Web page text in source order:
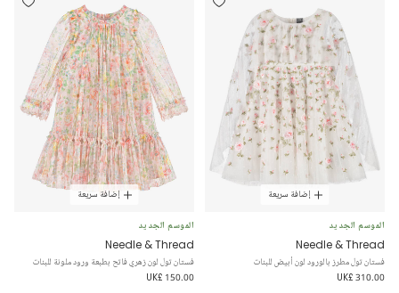
إضافة سريعة
الموسم الجديد
Needle & Thread
فستان تول مطرز بالورود لون أبيض للبنات
UK£ 310.00
إضافة سريعة
الموسم الجديد
Needle & Thread
فستان تول لون زهري فاتح بطبعة ورود ملونة للبنات
UK£ 150.00